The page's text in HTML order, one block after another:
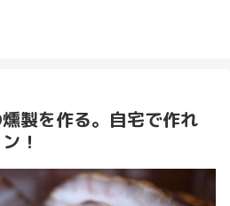
製を作る。自宅で作れ
！